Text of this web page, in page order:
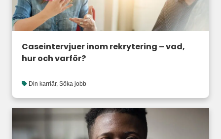
Caseintervjuer inom rekrytering – vad,
hur och varför?
Din karriär, Söka jobb